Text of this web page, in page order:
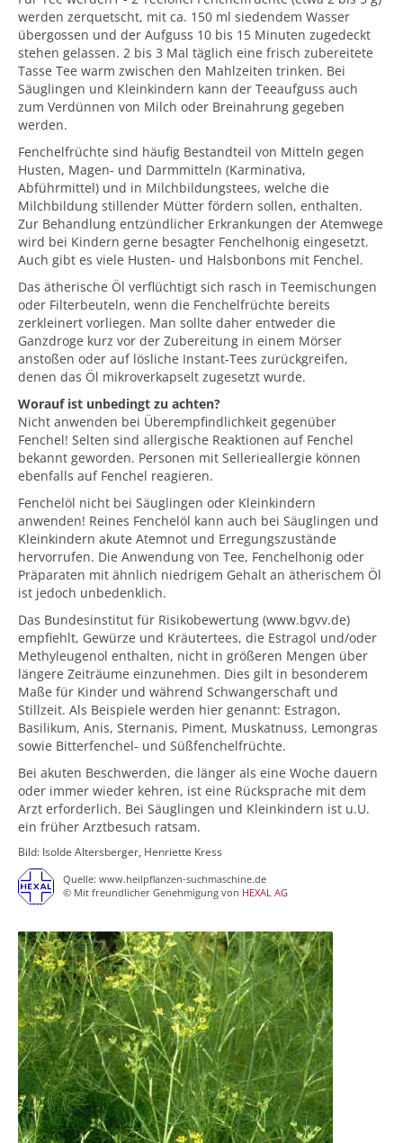
werden zerquetscht, mit ca. 150 ml siedendem Wasser
übergossen und der Aufguss 10 bis 15 Minuten zugedeckt
stehen gelassen. 2 bis 3 Mal täglich eine frisch zubereitete
Tasse Tee warm zwischen den Mahlzeiten trinken. Bei
Säuglingen und Kleinkindern kann der Teeaufguss auch
zum Verdünnen von Milch oder Breinahrung gegeben
werden.
Fenchelfrüchte sind häufig Bestandteil von Mitteln gegen
Husten, Magen- und Darmmitteln (Karminativa,
Abführmittel) und in Milchbildungstees, welche die
Milchbildung stillender Mütter fördern sollen, enthalten.
Zur Behandlung entzündlicher Erkrankungen der Atemwege
wird bei Kindern gerne besagter Fenchelhonig eingesetzt.
Auch gibt es viele Husten- und Halsbonbons mit Fenchel.
Das ätherische Öl verflüchtigt sich rasch in Teemischungen
oder Filterbeuteln, wenn die Fenchelfrüchte bereits
zerkleinert vorliegen. Man sollte daher entweder die
Ganzdroge kurz vor der Zubereitung in einem Mörser
anstoßen oder auf lösliche Instant-Tees zurückgreifen,
denen das Öl mikroverkapselt zugesetzt wurde.
Worauf ist unbedingt zu achten?
Nicht anwenden bei Überempfindlichkeit gegenüber
Fenchel! Selten sind allergische Reaktionen auf Fenchel
bekannt geworden. Personen mit Sellerieallergie können
ebenfalls auf Fenchel reagieren.
Fenchelöl nicht bei Säuglingen oder Kleinkindern
anwenden! Reines Fenchelöl kann auch bei Säuglingen und
Kleinkindern akute Atemnot und Erregungszustände
hervorrufen. Die Anwendung von Tee, Fenchelhonig oder
Präparaten mit ähnlich niedrigem Gehalt an ätherischem Öl
ist jedoch unbedenklich.
Das Bundesinstitut für Risikobewertung (www.bgvv.de)
empfiehlt, Gewürze und Kräutertees, die Estragol und/oder
Methyleugenol enthalten, nicht in größeren Mengen über
längere Zeiträume einzunehmen. Dies gilt in besonderem
Maße für Kinder und während Schwangerschaft und
Stillzeit. Als Beispiele werden hier genannt: Estragon,
Basilikum, Anis, Sternanis, Piment, Muskatnuss, Lemongras
sowie Bitterfenchel- und Süßfenchelfrüchte.
Bei akuten Beschwerden, die länger als eine Woche dauern
oder immer wieder kehren, ist eine Rücksprache mit dem
Arzt erforderlich. Bei Säuglingen und Kleinkindern ist u.U.
ein früher Arztbesuch ratsam.
Bild: Isolde Altersberger, Henriette Kress
Quelle: www.heilpflanzen-suchmaschine.de
© Mit freundlicher Genehmigung von HEXAL AG